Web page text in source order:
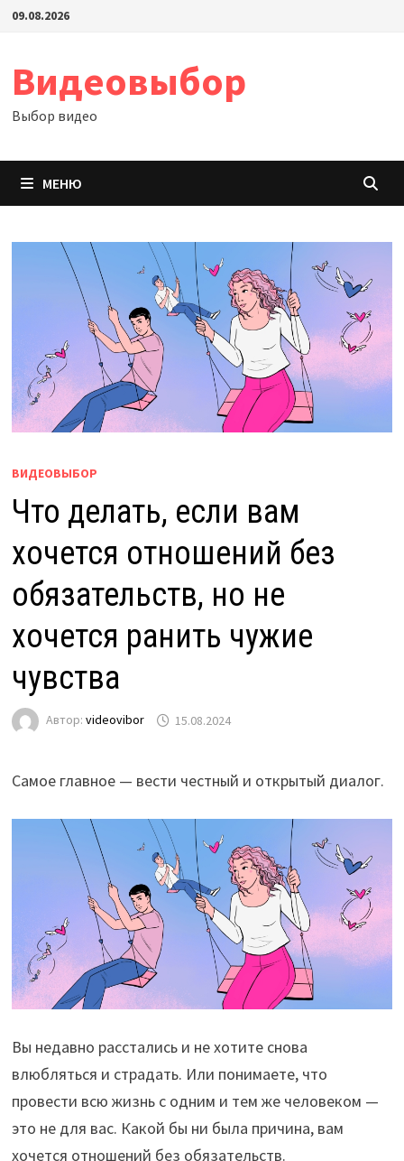
Перейти
09.08.2026
Видеовыбор
Выбор видео
МЕНЮ
ВИДЕОВЫБОР
Что делать, если вам
хочется отношений без
обязательств, но не
хочется ранить чужие
чувства
Автор: videovibor 15.08.2024
Самое главное — вести честный и открытый диалог.
Вы недавно расстались и не хотите снова
влюбляться и страдать. Или понимаете, что
провести всю жизнь с одним и тем же человеком —
это не для вас. Какой бы ни была причина, вам
хочется отношений без обязательств.